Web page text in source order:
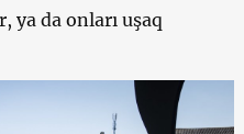
ya da onları uşaq